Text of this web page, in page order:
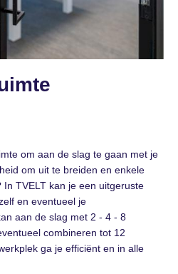
om aan de slag te gaan met je
om uit te breiden en enkele
TVELT kan je een uitgeruste
en eventueel je
aan de slag met 2 - 4 - 8
combineren tot 12
ga je efficiënt en in alle